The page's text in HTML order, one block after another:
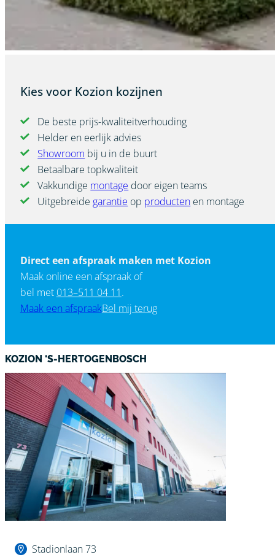
Kies voor Kozion kozijnen
De beste prijs-kwaliteitverhouding
Helder en eerlijk advies
Showroom bij u in de buurt
Betaalbare topkwaliteit
Vakkundige montage door eigen teams
Uitgebreide garantie op producten en montage
Direct een afspraak maken met Kozion
Maak online een afspraak of
bel met 013–511 04 11.
Maak een afspraakBel mij terug
KOZION ‘S-HERTOGENBOSCH
Stadionlaan 73